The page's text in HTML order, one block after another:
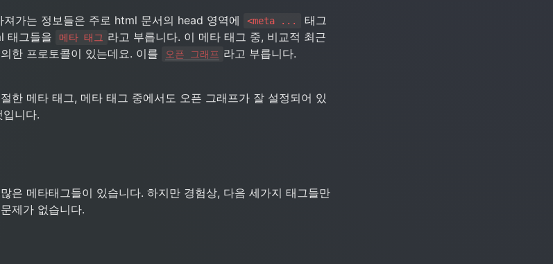
가는 정보들은 주로 html 문서의 head 영역에 <meta ...
태그
태그들을
메타 태그 라고 부릅니다. 이 메타 태그 중, 비교적 최근
한 프로토콜이 있는데요. 이를
오픈 그래프 라고 부릅니다.
한 메타 태그, 메타 태그 중에서도 오픈 그래프가 잘 설정되어 있
니다.
은 메타태그들이 있습니다. 하지만 경험상, 다음 세가지 태그들만
제가 없습니다.